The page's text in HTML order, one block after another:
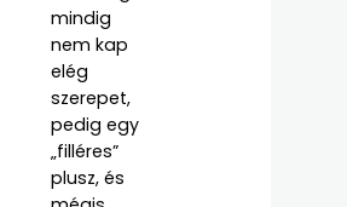
mindig
nem kap
elég
szerepet,
pedig egy
„filléres”
plusz, és